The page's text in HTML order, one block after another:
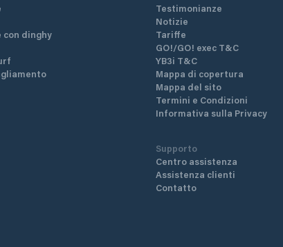
con dinghy
Testimonianze
Notizie
Tariffe
GO!/GO! exec T&C
YB3i T&C
Mappa di copertura
Mappa del sito
Termini e Condizioni
Informativa sulla Privacy
Supporto
Centro assistenza
Assistenza clienti
Contatto